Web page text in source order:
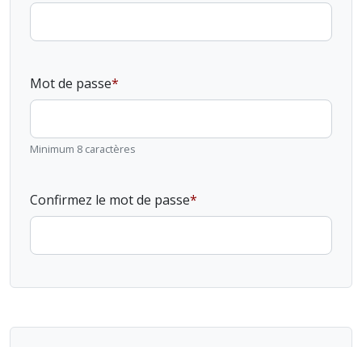
Mot de passe
Minimum 8 caractères
Confirmez le mot de passe